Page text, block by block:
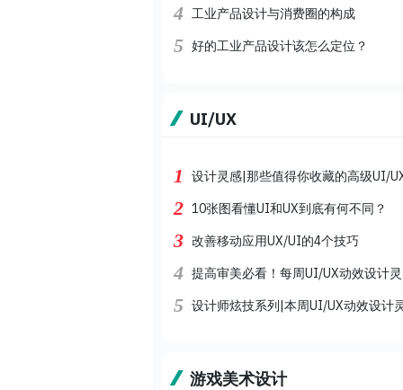
4 工业产品设计与消费圈的构成
5 好的工业产品设计该怎么定位？
UI/UX
1 设计灵感|那些值得你收藏的高级UI/
2 10张图看懂UI和UX到底有何不同？
3 改善移动应用UX/UI的4个技巧
4 提高审美必看！每周UI/UX动效设计
5 设计师炫技系列|本周UI/UX动效设计
游戏美术设计